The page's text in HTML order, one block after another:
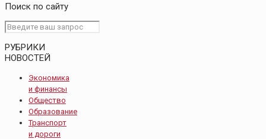
Поиск по сайту
РУБРИКИ
НОВОСТЕЙ
Экономика
и финансы
Общество
Образование
Транспорт
и дороги